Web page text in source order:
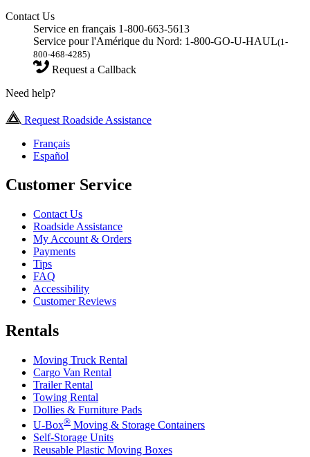
Contact Us
Service en français 1-800-663-5613
Service pour l'Amérique du Nord: 1-800-GO-U-HAUL(1-
800-468-4285)
Request a Callback
Need help?
Request Roadside Assistance
Français
Español
Customer Service
Contact Us
Roadside Assistance
My Account & Orders
Payments
Tips
FAQ
Accessibility
Customer Reviews
Rentals
Moving Truck Rental
Cargo Van Rental
Trailer Rental
Towing Rental
Dollies & Furniture Pads
U-Box® Moving & Storage Containers
Self-Storage Units
Reusable Plastic Moving Boxes